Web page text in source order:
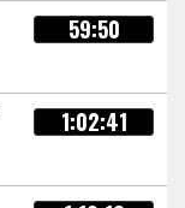
59:50
1:02:41